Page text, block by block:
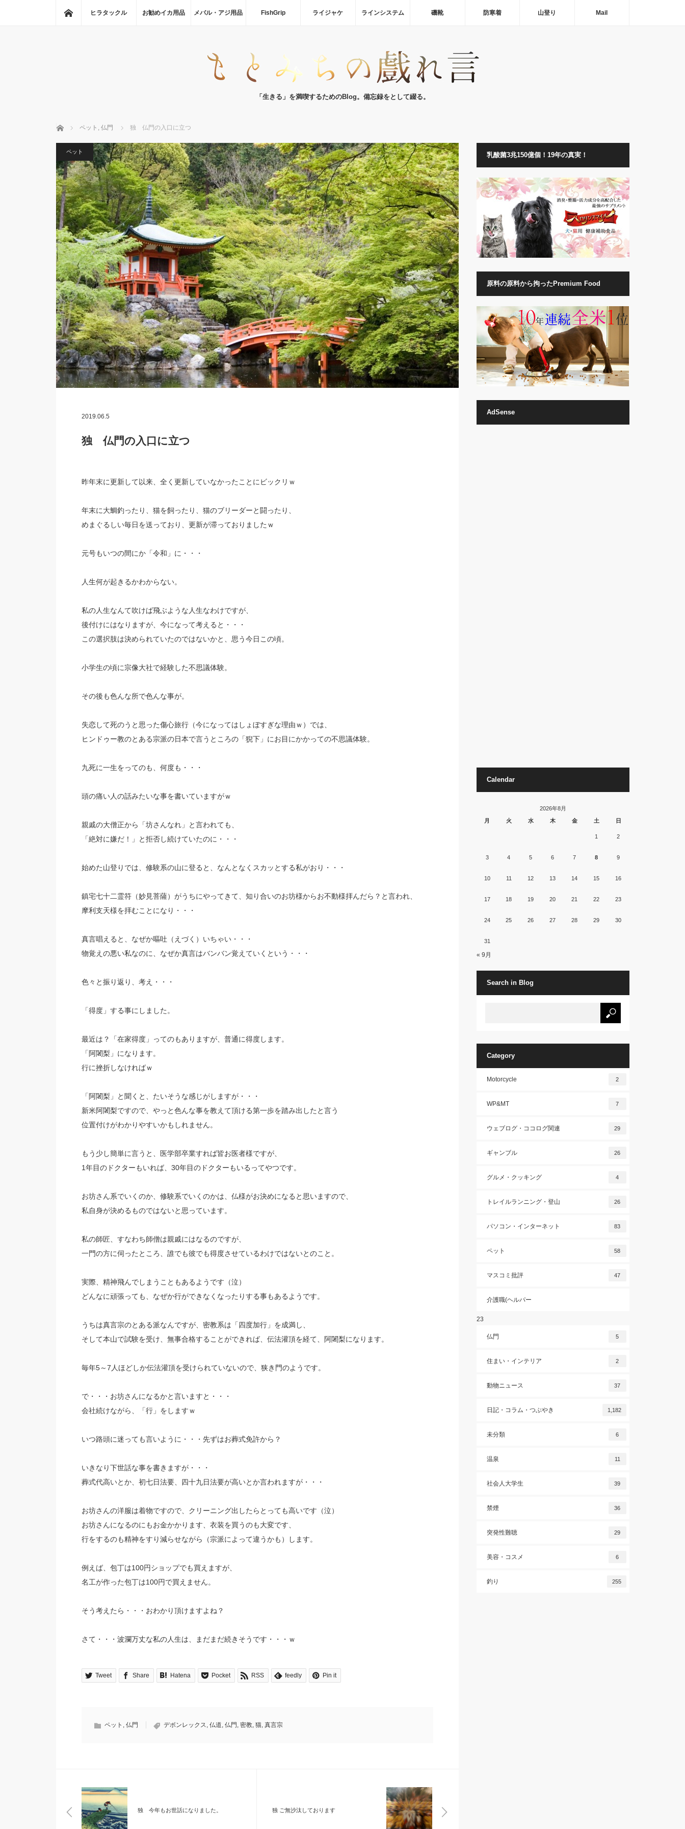
ホーム
ヒラタックル お勧めイカ用品 メバル・アジ用品 FishGrip ライジャケ ラインシステム 磯靴 防寒着 山登り Mail
「生きる」を満喫するためのBlog。備忘録をとして綴る。
ホーム ペット , 仏門 独 仏門の入口に立つ
ペット
2019.06.5
独 仏門の入口に立つ
昨年末に更新して以来、全く更新していなかったことにビックリｗ
年末に大鯛釣ったり、猫を飼ったり、猫のブリーダーと闘ったり、
めまぐるしい毎日を送っており、更新が滞っておりましたｗ
元号もいつの間にか「令和」に・・・
人生何が起きるかわからない。
私の人生なんて吹けば飛ぶような人生なわけですが、
後付けにはなりますが、今になって考えると・・・
この選択肢は決められていたのではないかと、思う今日この頃。
小学生の頃に宗像大社で経験した不思議体験。
その後も色んな所で色んな事が。
失恋して死のうと思った傷心旅行（今になってはしょぼすぎな理由ｗ）では、
ヒンドゥー教のとある宗派の日本で言うところの「猊下」にお目にかかっての不思議体験。
九死に一生をってのも、何度も・・・
頭の痛い人の話みたいな事を書いていますがｗ
親戚の大僧正から「坊さんなれ」と言われても、
「絶対に嫌だ！」と拒否し続けていたのに・・・
始めた山登りでは、修験系の山に登ると、なんとなくスカッとする私がおり・・・
鎮宅七十二霊符（妙見菩薩）がうちにやってきて、知り合いのお坊様からお不動様拝んだら？と言われ、
摩利支天様を拝むことになり・・・
真言唱えると、なぜか嘔吐（えづく）いちゃい・・・
物覚えの悪い私なのに、なぜか真言はバンバン覚えていくという・・・
色々と振り返り、考え・・・
「得度」する事にしました。
最近は？「在家得度」ってのもありますが、普通に得度します。
「阿闍梨」になります。
行に挫折しなければｗ
「阿闍梨」と聞くと、たいそうな感じがしますが・・・
新米阿闍梨ですので、やっと色んな事を教えて頂ける第一歩を踏み出したと言う
位置付けがわかりやすいかもしれません。
もう少し簡単に言うと、医学部卒業すれば皆お医者様ですが、
1年目のドクターもいれば、30年目のドクターもいるってやつです。
お坊さん系でいくのか、修験系でいくのかは、仏様がお決めになると思いますので、
私自身が決めるものではないと思っています。
私の師匠、すなわち師僧は親戚にはなるのですが、
一門の方に伺ったところ、誰でも彼でも得度させているわけではないとのこと。
実際、精神飛んでしまうこともあるようです（泣）
どんなに頑張っても、なぜか行ができなくなったりする事もあるようです。
うちは真言宗のとある派なんですが、密教系は「四度加行」を成満し、
そして本山で試験を受け、無事合格することができれば、伝法灌頂を経て、阿闍梨になります。
毎年5～7人ほどしか伝法灌頂を受けられていないので、狭き門のようです。
で・・・お坊さんになるかと言いますと・・・
会社続けながら、「行」をしますｗ
いつ路頭に迷っても言いように・・・先ずはお葬式免許から？
いきなり下世話な事を書きますが・・・
葬式代高いとか、初七日法要、四十九日法要が高いとか言われますが・・・
お坊さんの洋服は着物ですので、クリーニング出したらとっても高いです（泣）
お坊さんになるのにもお金かかります、衣装を買うのも大変です、
行をするのも精神をすり減らせながら（宗派によって違うかも）します。
例えば、包丁は100円ショップでも買えますが、
名工が作った包丁は100円で買えません。
そう考えたら・・・おわかり頂けますよね？
さて・・・波瀾万丈な私の人生は、まだまだ続きそうです・・・ｗ
Tweet Share Hatena Pocket RSS feedly Pin it
ペット , 仏門 デボンレックス, 仏道, 仏門 , 密教, 猫, 真言宗
独 今年もお世話になりました。 独 ご無沙汰しております
乳酸菌3兆150億個！19年の真実！
原料の原料から拘ったPremium Food
AdSense
Calendar
2026年8月
月
火 水 木 金 土 日
1 2
3 4 5 6 7 8 9
10 11 12 13 14 15 16
17 18 19 20 21 22 23
24 25 26 27 28 29 30
31
« 9月
Search in Blog
Category
Motorcycle 2
WP&MT 7
ウェブログ・ココログ関連 29
ギャンブル 26
グルメ・クッキング 4
トレイルランニング・登山 26
パソコン・インターネット 83
ペット 58
マスコミ批評 47
介護職(ヘルパー
23
仏門 5
住まい・インテリア 2
動物ニュース 37
日記・コラム・つぶやき 1,182
未分類 6
温泉 11
社会人大学生 39
禁煙 36
突発性難聴 29
美容・コスメ 6
釣り 255